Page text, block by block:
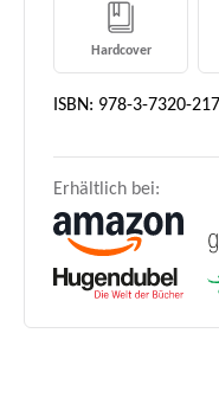
Hardcover
ISBN: 978-3-7320-
Erhältlich bei: